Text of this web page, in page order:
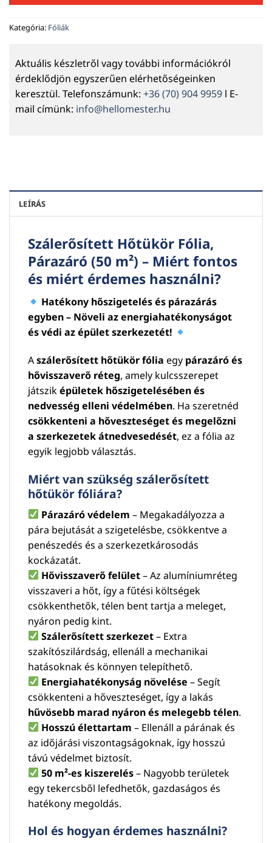
Kategória: Fóliák
Aktuális készletről vagy további információkról
érdeklődjön egyszerűen elérhetőségeinken
keresztül. Telefonszámunk: +36 (70) 904 9959 l E-
mail címünk: info@hellomester.hu
LEÍRÁS
Szálerősített Hőtükör Fólia,
Párazáró (50 m²) – Miért fontos
és miért érdemes használni?
Hatékony hőszigetelés és párazárás
egyben – Növeli az energiahatékonyságot
és védi az épület szerkezetét!
Aszálerősített hőtükör fólia egy párazáró és
hővisszaverő réteg, amely kulcsszerepet
játsziképületek hőszigetelésében és
nedvesség elleni védelmében. Ha szeretnéd
csökkenteni a hőveszteséget és megelőzni
a szerkezetek átnedvesedését, ez a fólia az
egyik legjobb választás.
Miért van szükség szálerősített
hőtükör fóliára?
Párazáró védelem – Megakadályozza a
pára bejutását a szigetelésbe, csökkentve a
penészedés és a szerkezetkárosodás
kockázatát.
Hővisszaverő felület– Az alumíniumréteg
visszaveri a hőt, így a fűtési költségek
csökkenthetők, télen bent tartja a meleget,
nyáron pedig kint.
Szálerősített szerkezet– Extra
szakítószilárdság, ellenáll a mechanikai
hatásoknak és könnyen telepíthető.
Energiahatékonyság növelése – Segít
csökkenteni a hőveszteséget, így a lakás
hűvösebb marad nyáron és melegebb télen.
Hosszú élettartam – Ellenáll a párának és
az időjárási viszontagságoknak, így hosszú
távú védelmet biztosít.
50 m²-es kiszerelés– Nagyobb területek
egy tekercsből lefedhetők, gazdaságos és
hatékony megoldás.
Hol és hogyan érdemes használni?